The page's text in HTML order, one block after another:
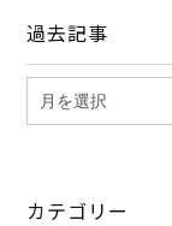
過去記事
カテゴリー